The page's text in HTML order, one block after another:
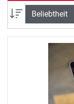
Sortierung